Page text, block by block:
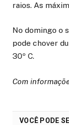
raios. As
No domingo o
pode chover
30º C.
Com
VOCÊ PODE